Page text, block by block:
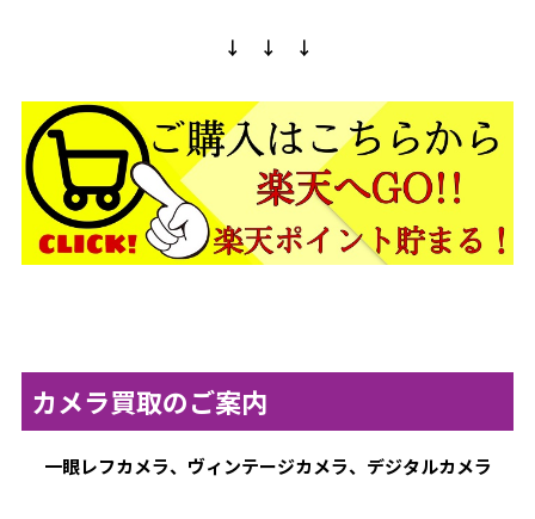
↓ ↓ ↓
カメラ買取のご案内
一眼レフカメラ、ヴィンテージカメラ、デジタルカメラ